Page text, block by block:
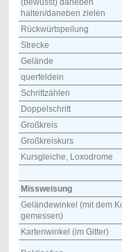
(bewusst) daneben
halten/daneben zielen
Rückwürtspeilung
Strecke
Gelände
querfeldein
Schrittzählen
Doppelschritt
Großkreis
Großkreiskurs
Kursgleiche, Loxodrome
Missweisung
Geländewinkel (mit dem
gemessen)
Kartenwinkel (im Gitter)